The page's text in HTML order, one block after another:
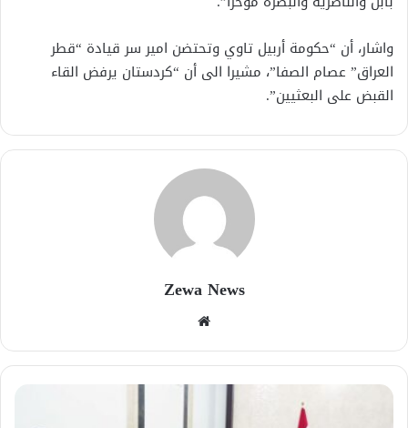
واشار، أن “حكومة أربيل تاوي وتحتضن امير سر قيادة “قطر
العراق” عصام الصفا”، مشيرا الى أن “كردستان يرفض القاء
القبض على البعثيين”.
Zewa News